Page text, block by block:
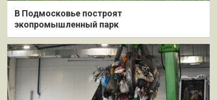
В Подмосковье построят
экопромышленный парк